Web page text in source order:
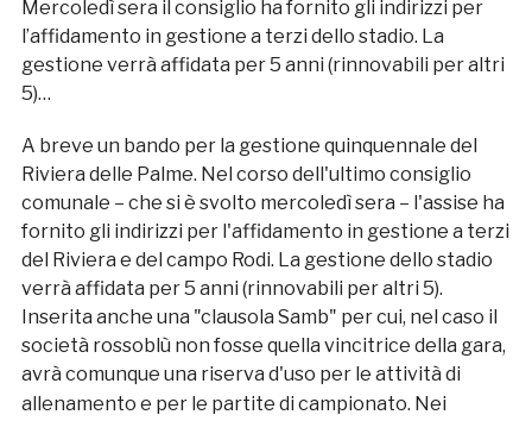
Mercoledì sera il consiglio ha fornito gli indirizzi per
l’affidamento in gestione a terzi dello stadio. La
gestione verrà affidata per 5 anni (rinnovabili per altri
5)…
A breve un bando per la gestione quinquennale del
Riviera delle Palme. Nel corso dell'ultimo consiglio
comunale – che si è svolto mercoledì sera – l'assise ha
fornito gli indirizzi per l'affidamento in gestione a terzi
del Riviera e del campo Rodi. La gestione dello stadio
verrà affidata per 5 anni (rinnovabili per altri 5).
Inserita anche una "clausola Samb" per cui, nel caso il
società rossoblù non fosse quella vincitrice della gara,
avrà comunque una riserva d'uso per le attività di
allenamento e per le partite di campionato. Nei